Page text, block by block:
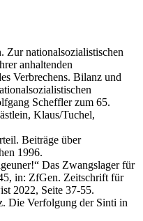
Zur nationalsozialistischen
anhaltenden
Verbrechens. Bilanz und
Scheffler zum 65.
Klaus/Tuchel,
Beiträge über
1996.
Das Zwangslager für
in: ZfGen. Zeitschrift für
2022, Seite 37-55.
Die Verfolgung der Sinti in